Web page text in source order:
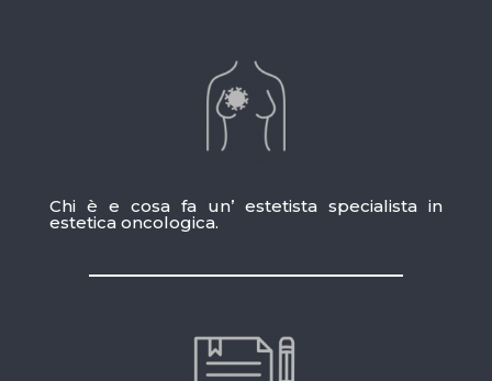
Chi è e cosa fa un’ estetista specialista in
estetica oncologica.